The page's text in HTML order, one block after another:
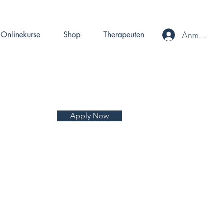
Onlinekurse Shop Therapeuten Anmelden
Apply Now